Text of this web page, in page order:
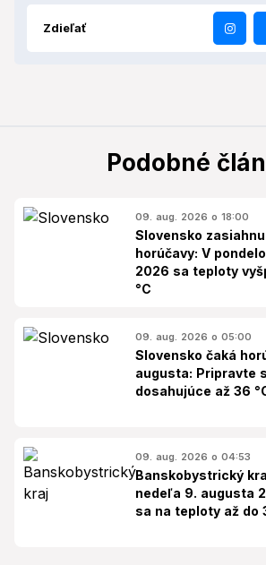
Zdieľať
Podobné
09. aug. 2026 o 18:00
Slovensko
horúčavy: V
2026 sa teploty
°C
09. aug. 2026 o 05:00
Slovensko čaká
augusta: Pripravte
dosahujúce až 36
09. aug. 2026 o 04:53
Banskobystrický
nedeľa 9. augusta
sa na teploty až do